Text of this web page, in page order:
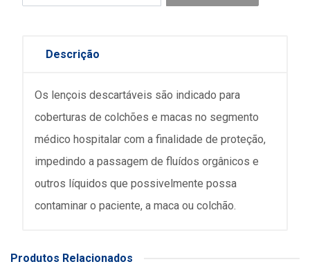
Descrição
Os lençois descartáveis são indicado para
coberturas de colchões e macas no segmento
médico hospitalar com a finalidade de proteção,
impedindo a passagem de fluídos orgânicos e
outros líquidos que possivelmente possa
contaminar o paciente, a maca ou colchão.
Produtos Relacionados